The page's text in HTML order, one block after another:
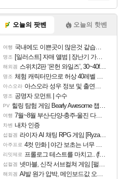
오늘의 팟벤 오늘의 핫벤
여행 국내에도 이쁜곳이 많은것 같습니다
명조 [일러스트] 자매 앨범 | 장난기 가득한 오후의 공원 (리메이크판)
해외겜 스위치2판 ‘몬헌 와일즈’, 30~40fps 목표 추정
명조 체험 캐릭터만으로 허상 40레벨 하이와티아 5분 컷!｜에이메스·린네·모니에 명함
아스오라 아스오라 성우 정보 및 출연작 모음
명조 공명자 모먼트 | 수수
PV 힐링 탐험 게임 Bearly Awesome 챕터 1 트레일러
여행 7월~8월 부산-단양-충주-울진 다녀왔어요~
차벤 내차 인증
섭컬겜 라이자 AI 채팅 RPG 게임 [RyzaChat: AI] 공개
아주프로 4컷 만화 | 야간 보초는 너무 힘들어
리밋제로 프롤로그 테스트를 마치고.. (feat. 리아)
섭컬겜 넷마블, 신작 서브컬쳐 게임 [펄 인 블루] 티저 사이트 오픈
해외겜 AI발 원가 압박, 메인보드값 오르나